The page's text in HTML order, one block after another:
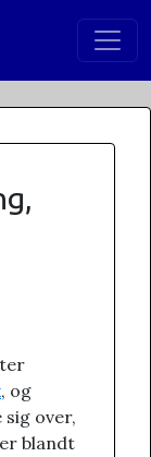
, og
sig over,
blandt